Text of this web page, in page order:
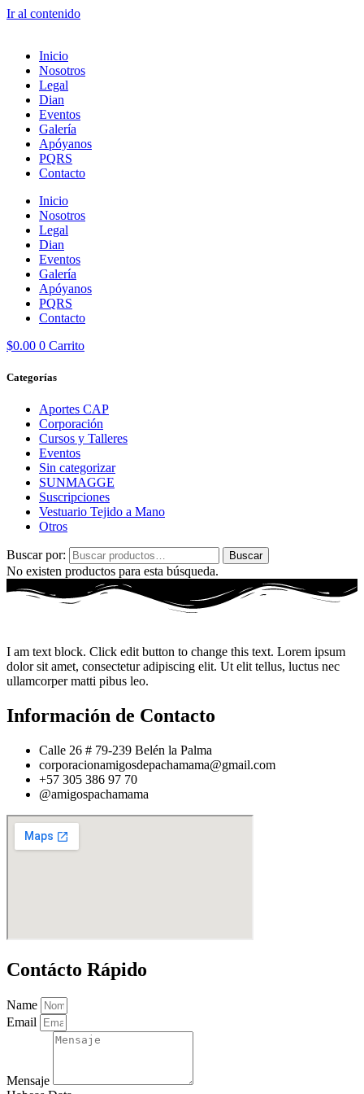
Ir al contenido
Inicio
Nosotros
Legal
Dian
Eventos
Galería
Apóyanos
PQRS
Contacto
Inicio
Nosotros
Legal
Dian
Eventos
Galería
Apóyanos
PQRS
Contacto
$0.00 0 Carrito
Categorías
Aportes CAP
Corporación
Cursos y Talleres
Eventos
Sin categorizar
SUNMAGGE
Suscripciones
Vestuario Tejido a Mano
Otros
Buscar por: Buscar
No existen productos para esta búsqueda.
I am text block. Click edit button to change this text. Lorem ipsum
dolor sit amet, consectetur adipiscing elit. Ut elit tellus, luctus nec
ullamcorper matti pibus leo.
Información de Contacto
Calle 26 # 79-239 Belén la Palma
corporacionamigosdepachamama@gmail.com
+57 305 386 97 70
@amigospachamama
Contácto Rápido
Name
Email
Mensaje